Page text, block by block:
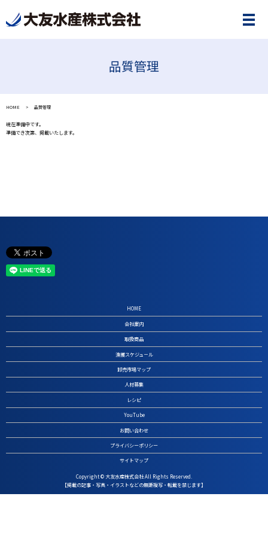
品質管理
HOME 品質管理
現在準備中です。
準備でき次第、掲載いたします。
HOME
会社案内
取扱商品
漁獲スケジュ－ル
卸売市場マップ
人材募集
レシピ
YouTube
お問い合わせ
プライバシーポリシー
サイトマップ
Copyright © 大友水産株式会社 All Rights Reserved.
【掲載の記事・写真・イラストなどの無断複写・転載を禁じます】